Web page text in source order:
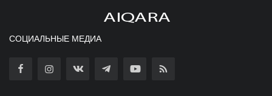
СОЦИАЛЬНЫЕ МЕДИА